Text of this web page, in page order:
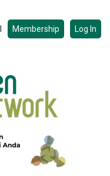
Membership Log In